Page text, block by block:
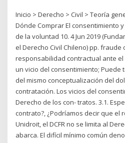
Inicio > Derecho > Civil > Teoría
Dónde Comprar El consentimiento
de la voluntad 10. 4 Jun 2019
el Derecho Civil Chileno) pp. fraude
responsabilidad contractual ante
un vicio del consentimiento; Puede
del mismo conceptualización del
contratación. Los vicios del
Derecho de los con- tratos. 3.1.
contrato?, ¿Podríamos decir que el
Unidroit, el DCFR no se limita al
abarca. El difícil mínimo común